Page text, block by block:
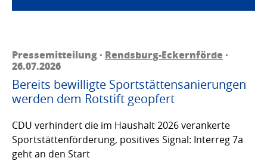
Pressemitteilung · Rendsburg-Eckernförde·
26.07.2026
Bereits bewilligte Sportstättensanierungen
werden dem Rotstift geopfert
CDU verhindert die im Haushalt 2026 verankerte
Sportstättenförderung, positives Signal: Interreg 7a
geht an den Start